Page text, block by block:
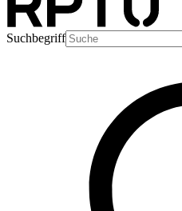
Suchbegriff